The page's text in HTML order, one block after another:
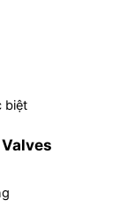
biệt